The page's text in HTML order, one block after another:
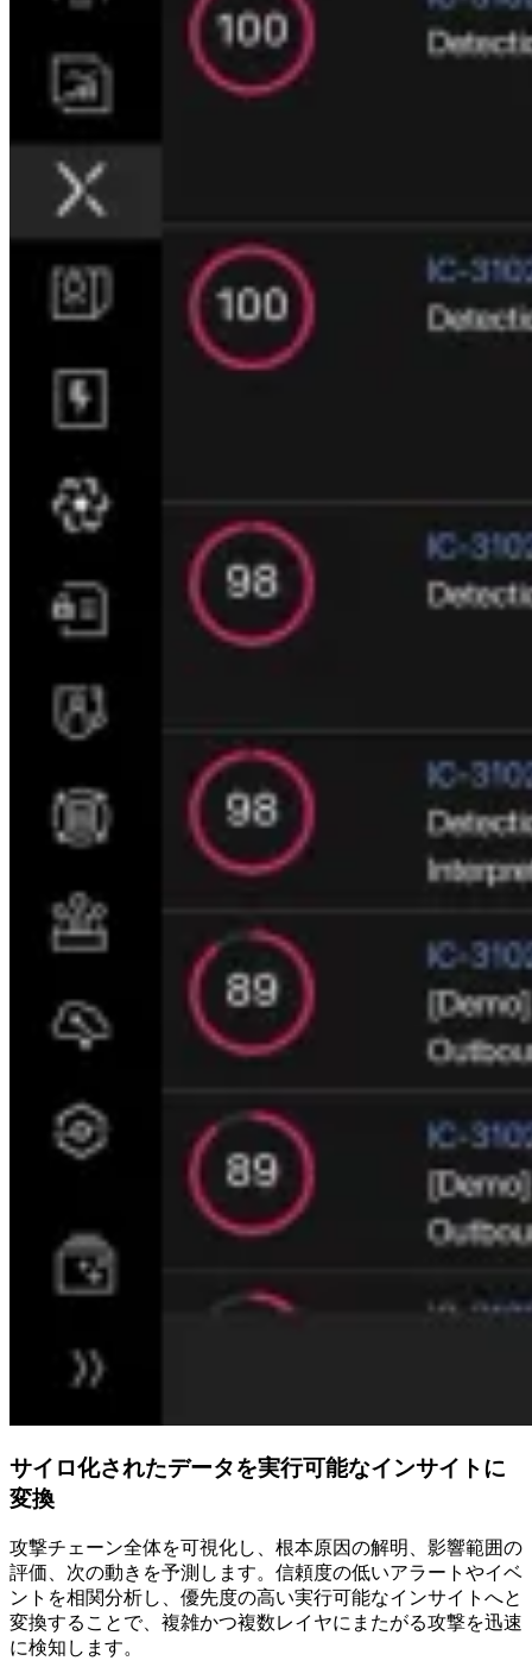
サイロ化されたデータを実行可能なインサイトに
変換
攻撃チェーン全体を可視化し、根本原因の解明、影響範囲の
評価、次の動きを予測します。信頼度の低いアラートやイベ
ントを相関分析し、優先度の高い実行可能なインサイトへと
変換することで、複雑かつ複数レイヤにまたがる攻撃を迅速
に検知します。